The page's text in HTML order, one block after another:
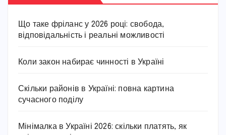
Що таке фріланс у 2026 році: свобода,
відповідальність і реальні можливості
Коли закон набирає чинності в Україні
Скільки районів в Україні: повна картина
сучасного поділу
Мінімалка в Україні 2026: скільки платять, як